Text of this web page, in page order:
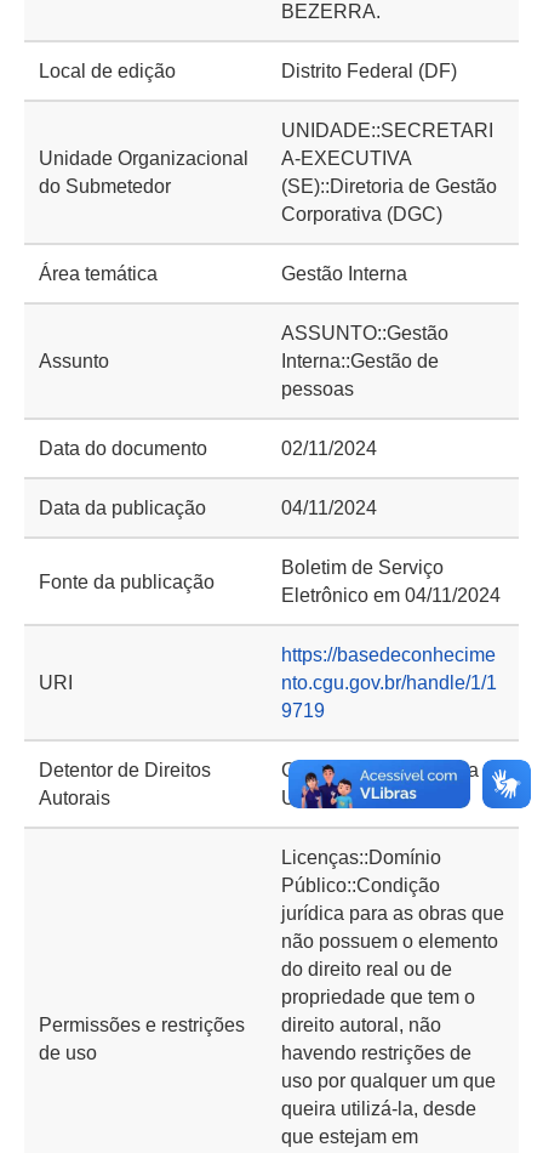
BEZERRA.
Local de edição Distrito Federal (DF)
Unidade Organizacional
do Submetedor
UNIDADE::SECRETARI
A-EXECUTIVA
(SE)::Diretoria de Gestão
Corporativa (DGC)
Área temática Gestão Interna
Assunto
ASSUNTO::Gestão
Interna::Gestão de
pessoas
Data do documento 02/11/2024
Data da publicação 04/11/2024
Fonte da publicação
Boletim de Serviço
Eletrônico em 04/11/2024
URI
https://basedeconhecime
nto.cgu.gov.br/handle/1/1
9719
Detentor de Direitos
Autorais
Controladoria-Geral da
União (CGU)
Permissões e restrições
de uso
Licenças::Domínio
Público::Condição
jurídica para as obras que
não possuem o elemento
do direito real ou de
propriedade que tem o
direito autoral, não
havendo restrições de
uso por qualquer um que
queira utilizá-la, desde
que estejam em